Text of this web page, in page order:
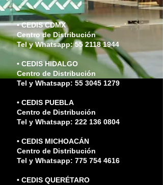
• CEDIS CDMX
Centro de Distribución
Tel y Whatsapp:55 2118 1944
• CEDIS HIDALGO
Centro de Distribución
Tel y Whatsapp: 55 3045 1279
• CEDIS PUEBLA
Centro de Distribución
Tel y Whatsapp: 222 136 0804
• CEDIS MICHOACÁN
Centro de Distribución
Tel y Whatsapp: 775 754 4616
• CEDIS QUERÉTARO